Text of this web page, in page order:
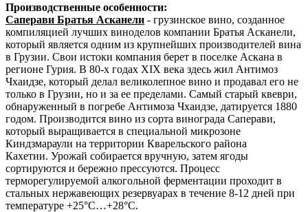
Производственные особенности:
Саперави Братья Асканели - грузинское вино, созданное
компиляцией лучших виноделов компании Братья Асканели,
который является одним из крупнейших производителей вина
в Грузии. Свои истоки компания берет в поселке Aскaнa в
регионе Гурия. В 80-х годах ХIХ века здесь жил Антимоз
Чхаидзе, который делал великолепное вино и продавал его не
только в Грузии, но и за ее пределами. Самый старый квеври,
обнаруженный в погребе Антимоза Чхаидзе, датируется 1880
годом. Производится вино из сорта винограда Саперави,
который выращивается в специальной микрозоне
Киндзмараули на территории Кварельского района
Кахетии. Урожай собирается вручную, затем ягоды
сортируются и бережно прессуются. Процесс
терморегулируемой алкогольной ферментации проходит в
стальных нержавеющих резервуарах в течение 8-12 дней при
температуре +25°С…+28°С.